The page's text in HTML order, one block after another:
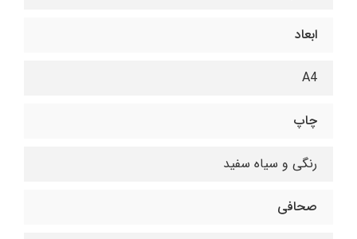
ابعاد
A4
چاپ
رنگی و سیاه سفید
صحافی